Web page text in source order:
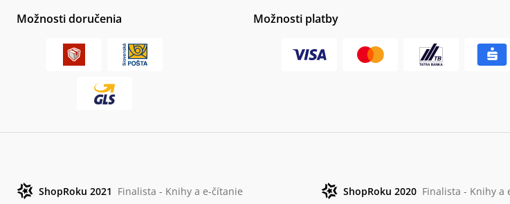
Možnosti doručenia Možnosti platby
ShopRoku 2021 Finalista - Knihy a e-čítanie ShopRoku 2020 Finalista - Knihy a